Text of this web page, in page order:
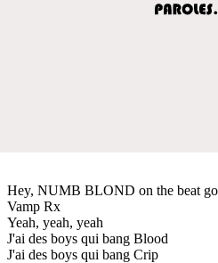
Hey, NUMB BLOND on the beat
Vamp Rx
Yeah, yeah, yeah
J'ai des boys qui bang Blood
J'ai des boys qui bang Crip